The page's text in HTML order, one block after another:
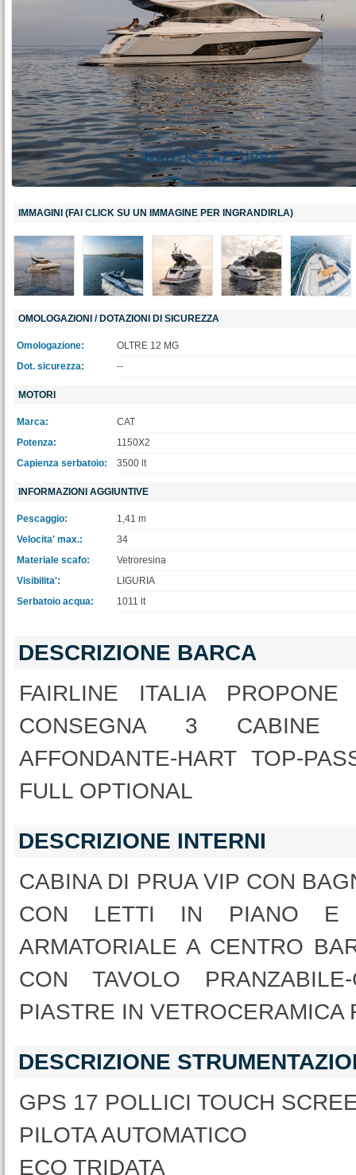
IMMAGINI (FAI CLICK SU UN IMMAGINE PER INGRANDIRLA)
OMOLOGAZIONI / DOTAZIONI DI SICUREZZA
Omologazione:
OLTRE 12 MG
Dot. sicurezza:
--
MOTORI
Marca:
CAT
Potenza:
1150X2
Capienza serbatoio:
3500 lt
INFORMAZIONI AGGIUNTIVE
Pescaggio:
1,41 m
Velocita' max.:
34
Materiale scafo:
Vetroresina
Visibilita':
LIGURIA
Serbatoio acqua:
1011 lt
DESCRIZIONE BARCA
FAIRLINE ITALIA
CONSEGNA 3 CABINE 3
AFFONDANTE-HART TOP-
FULL OPTIONAL
DESCRIZIONE INTERNI
CABINA DI PRUA VIP CON
CON LETTI IN PIANO E
ARMATORIALE A CENTRO
CON TAVOLO
PIASTRE IN VETROCERAMICA
DESCRIZIONE
GPS 17 POLLICI TOUCH
PILOTA AUTOMATICO
ECO TRIDATA